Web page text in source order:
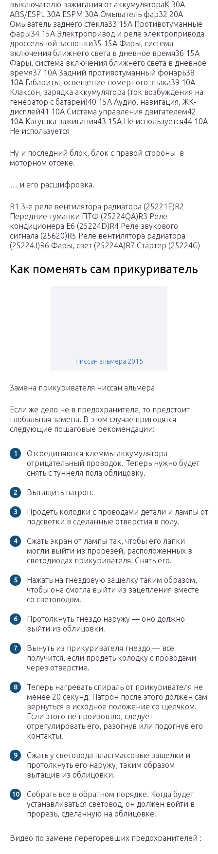
выключателю зажигания от аккумулятораК 30А
ABS/ESPL 30А ESPМ 30А Омыватель фар32 20А
Омыватель заднего стекла33 15А Противотуманные
фары34 15А Электропривод и реле электропривода
дроссельной заслонки35 15А Фары, система
включения ближнего света в дневное время36 15А
Фары, система включения ближнего света в дневное
время37 10А Задний противотуманный фонарь38
10А Габариты, освещение номерного знака39 10А
Клаксон, зарядка аккумулятора (ток возбуждения на
генератор с батареи)40 15А Аудио, навигация, ЖК-
дисплей41 10А Система управления двигателем42
10А Катушка зажигания43 15А Не используется44 10А
Не используется
Ну и последний блок, блок с правой стороны в
моторном отсеке.
… и его расшифровка.
R1 3-е реле вентилятора радиатора (25221E)R2
Передние туманки ПТФ (25224QA)R3 Реле
кондиционера Е6 (25224D)R4 Реле звукового
сигнала (25620)R5 Реле вентилятора радиатора
(25224J)R6 Фары, свет (25224А)R7 Стартер (25224G)
Как поменять сам прикуриватель
Ниссан альмера 2015
Замена прикуривателя ниссан альмера
Если же дело не в предохранителе, то предстоит
глобальная замена. В этом случае пригодятся
следующие пошаговые рекомендации:
Отсоединяются клеммы аккумулятора
отрицательный проводок. Теперь нужно будет
снять с туннеля пола облицовку.
Вытащить патрон.
Продеть колодки с проводами детали и лампы от
подсветки в сделанные отверстия в полу.
Сжать экран от лампы так, чтобы его лапки
могли выйти из прорезей, расположенных в
светодиодах прикуривателя. Снять его.
Нажать на гнездовую защелку таким образом,
чтобы она смогла выйти из зацепления вместе
со световодом.
Протолкнуть гнездо наружу — оно должно
выйти из облицовки.
Вынуть из прикуривателя гнездо — все
получится, если продеть колодку с проводами
через отверстие.
Теперь нагревать спираль от прикуривателя не
менее 20 секунд. Патрон после этого должен сам
вернуться в исходное положение со щелчком.
Если этого не произошло, следует
отрегулировать его, разогнув или подогнув его
контакты.
Сжать у световода пластмассовые защелки и
протолкнуть его наружу, таким образом
вытащив из облицовки.
Собрать все в обратном порядке. Когда будет
устанавливаться световод, он должен войти в
прорезь, сделанную на облицовке.
Видео по замене перегоревших предохранителей :